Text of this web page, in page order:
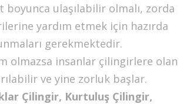
ulaşılabilir olmalı, zorda
yardım etmek için hazırda
gerekmektedir.
olmazsa insanlar çilingirlere olan
ve yine zorluk başlar.
Çilingir, Kurtuluş Çilingir,